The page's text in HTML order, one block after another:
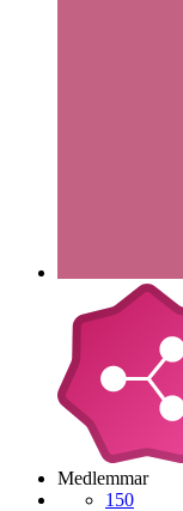
Medlemmar
150